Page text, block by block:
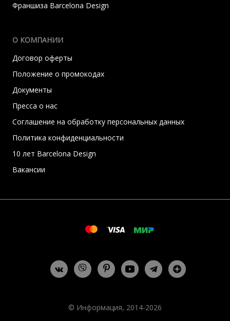
Франшиза Barcelona Design
О КОМПАНИИ
Договор оферты
Положение о промокодах
Документы
Пресса о нас
Соглашение на обработку персональных данных
Политика конфиденциальности
10 лет Barcelona Design
Вакансии
© Информация, 2014-2026